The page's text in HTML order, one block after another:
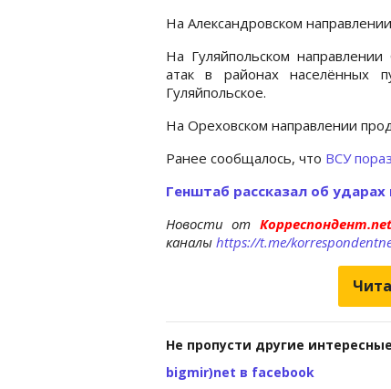
На Александровском
На Гуляйпольском
атак в районах населённых
Гуляйпольское.
На Ореховском направлении
Ранее сообщалось, что ВСУ
Генштаб рассказал об
Новости от
каналы https://t.me/
Не пропусти другие
bigmir)net в facebook